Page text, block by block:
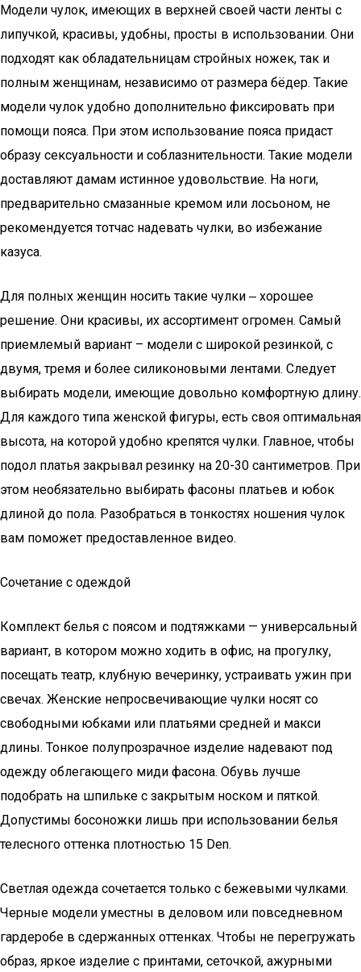
Модели чулок, имеющих в верхней своей части ленты с
липучкой, красивы, удобны, просты в использовании. Они
подходят как обладательницам стройных ножек, так и
полным женщинам, независимо от размера бёдер. Такие
модели чулок удобно дополнительно фиксировать при
помощи пояса. При этом использование пояса придаст
образу сексуальности и соблазнительности. Такие модели
доставляют дамам истинное удовольствие. На ноги,
предварительно смазанные кремом или лосьоном, не
рекомендуется тотчас надевать чулки, во избежание
казуса.
Для полных женщин носить такие чулки ‒ хорошее
решение. Они красивы, их ассортимент огромен. Самый
приемлемый вариант – модели с широкой резинкой, с
двумя, тремя и более силиконовыми лентами. Следует
выбирать модели, имеющие довольно комфортную длину.
Для каждого типа женской фигуры, есть своя оптимальная
высота, на которой удобно крепятся чулки. Главное, чтобы
подол платья закрывал резинку на 20-30 сантиметров. При
этом необязательно выбирать фасоны платьев и юбок
длиной до пола. Разобраться в тонкостях ношения чулок
вам поможет предоставленное видео.
Сочетание с одеждой
Комплект белья с поясом и подтяжками — универсальный
вариант, в котором можно ходить в офис, на прогулку,
посещать театр, клубную вечеринку, устраивать ужин при
свечах. Женские непросвечивающие чулки носят со
свободными юбками или платьями средней и макси
длины. Тонкое полупрозрачное изделие надевают под
одежду облегающего миди фасона. Обувь лучше
подобрать на шпильке с закрытым носком и пяткой.
Допустимы босоножки лишь при использовании белья
телесного оттенка плотностью 15 Den.
Светлая одежда сочетается только с бежевыми чулками.
Черные модели уместны в деловом или повседневном
гардеробе в сдержанных оттенках. Чтобы не перегружать
образ, яркое изделие с принтами, сеточкой, ажурными